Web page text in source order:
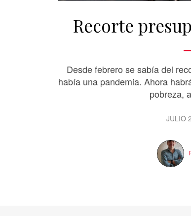
Recorte
Desde febrero se sabía del
había una pandemia. Ahora
pobreza,
JULIO